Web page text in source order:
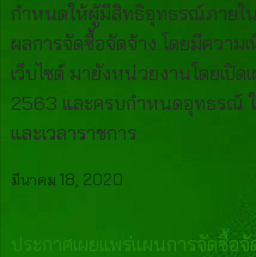
กำหนดให้ผู้มีสิทธิอุทธรณ์ภายใ
ผลการจัดซื้อจัดจ้าง โดยมีควา
เว็บไซต์ มายังหน่วยงานโดยเปิ
2563 และครบกำหนดอุทธรณ์
และเวลาราชการ
มีนาคม 18, 2020
ประกาศเผยแพร่แผนการจัดซื้อ